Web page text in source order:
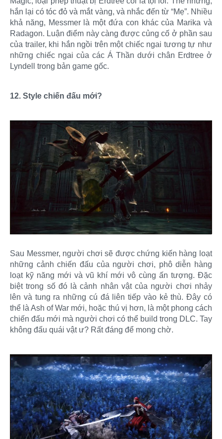
hắn lại có tóc đỏ và mắt vàng, và nhắc đến từ “Mẹ”. Nhiều
khả năng, Messmer là một đứa con khác của Marika và
Radagon. Luận điểm này càng được củng cố ở phần sau
của trailer, khi hắn ngồi trên một chiếc ngai tương tự như
những chiếc ngai của các Á Thần dưới chân Erdtree ở
Lyndell trong bản game gốc.
12. Style chiến đấu mới?
Sau Messmer, người chơi sẽ được chứng kiến hàng loạt
những cảnh chiến đấu của người chơi, phô diễn hàng
loạt kỹ năng mới và vũ khí mới vô cùng ấn tượng. Đặc
biệt trong số đó là cảnh nhân vật của người chơi nhảy
lên và tung ra những cú đá liên tiếp vào kẻ thù. Đây có
thể là Ash of War mới, hoặc thú vị hơn, là một phong cách
chiến đấu mới mà người chơi có thể build trong DLC. Tay
không đấu quái vật ư? Rất đáng để mong chờ.